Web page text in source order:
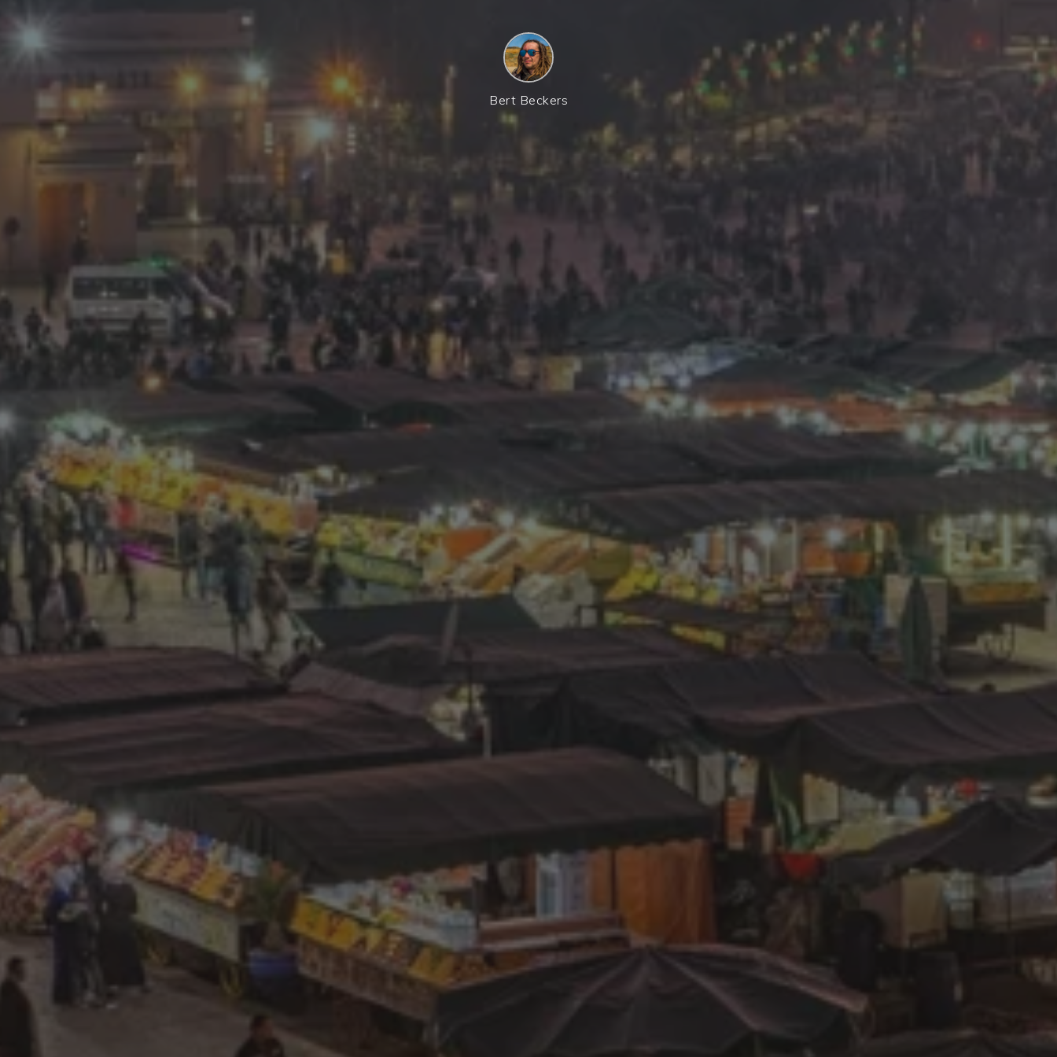
Bert Beckers